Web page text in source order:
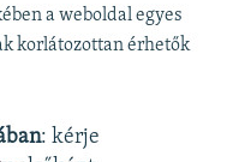
a weboldal egyes
korlátozottan érhetők
: kérje